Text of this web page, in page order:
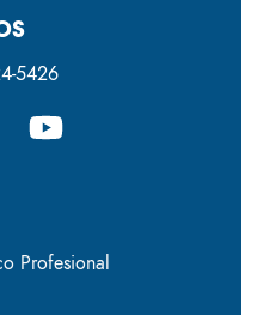
5426
Profesional